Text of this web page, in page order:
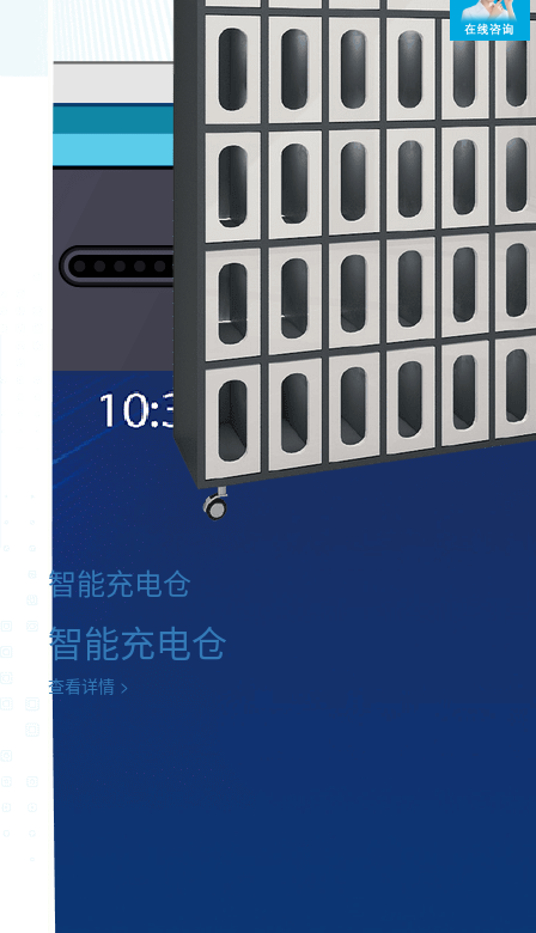
智能充电仓
智能充电仓
查看详情 >